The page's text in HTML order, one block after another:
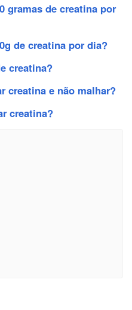
gramas de creatina por
de creatina por dia?
creatina?
creatina e não malhar?
creatina?